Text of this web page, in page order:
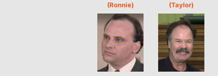
(Ronnie)
(Taylor)